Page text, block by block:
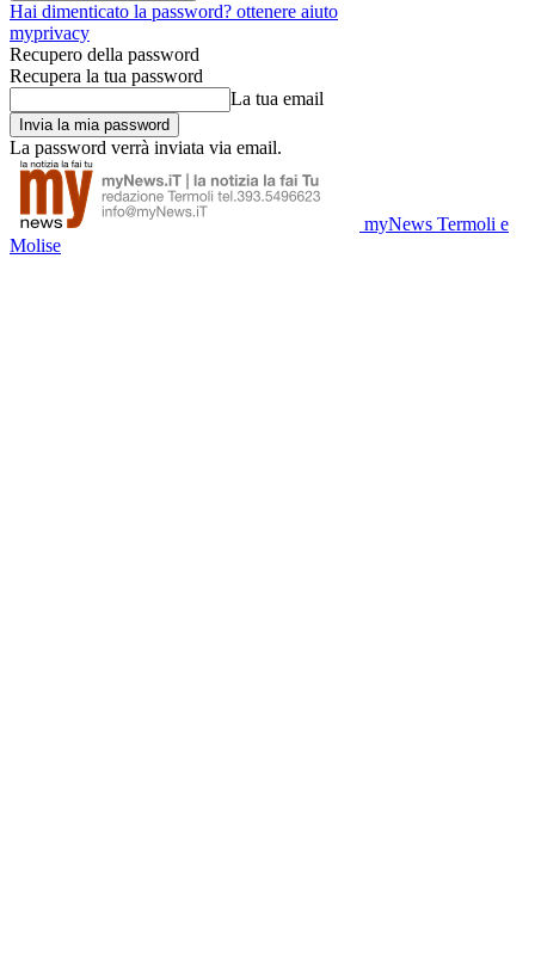
Hai dimenticato la password? ottenere aiuto
myprivacy
Recupero della password
Recupera la tua password
La tua email
La password verrà inviata via email.
myNews Termoli e
Molise